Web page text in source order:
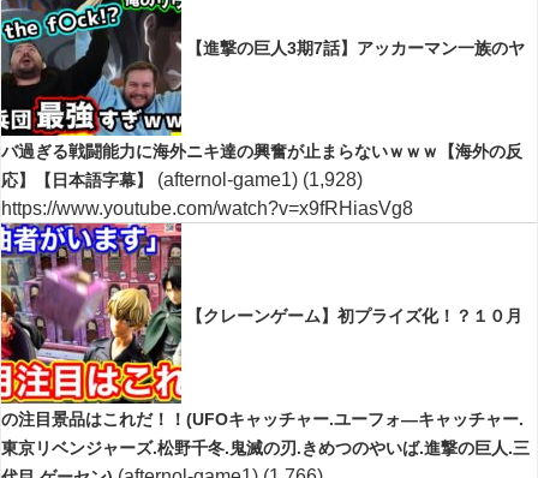
【進撃の巨人3期7話】アッカーマン一族のヤ
バ過ぎる戦闘能力に海外ニキ達の興奮が止まらないｗｗｗ【海外の反
応】【日本語字幕】
(afternol-game1) (1,928)
https://www.youtube.com/watch?v=x9fRHiasVg8
【クレーンゲーム】初プライズ化！？１０月
の注目景品はこれだ！！(UFOキャッチャー.ユーフォ―キャッチャー.
東京リベンジャーズ.松野千冬.鬼滅の刃.きめつのやいば.進撃の巨人.三